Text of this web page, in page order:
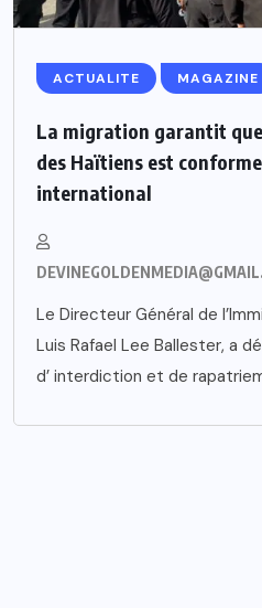
ACTUALITE MAGAZINE
La migration garantit
des Haïtiens est
international
Le Directeur Général de
Luis Rafael Lee Ballester, a
d’ interdiction et de